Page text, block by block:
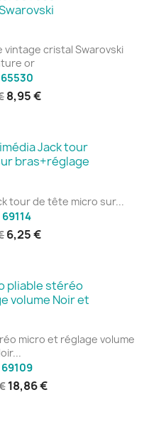
cristal Swarovski
or
65530
8,95 €
tour de tête micro sur...
69114
6,25 €
micro et réglage volume
69109
18,86 €